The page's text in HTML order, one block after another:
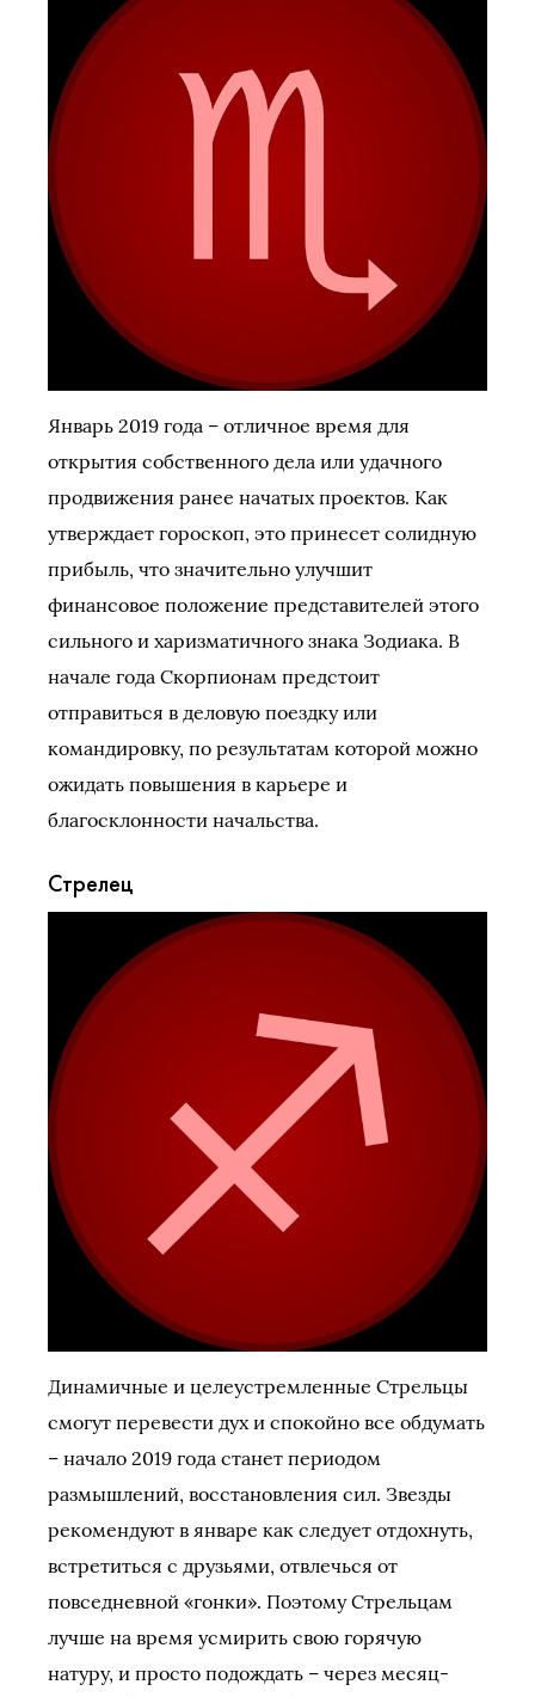
Январь 2019 года – отличное время для
открытия собственного дела или удачного
продвижения ранее начатых проектов. Как
утверждает гороскоп, это принесет солидную
прибыль, что значительно улучшит
финансовое положение представителей этого
сильного и харизматичного знака Зодиака. В
начале года Скорпионам предстоит
отправиться в деловую поездку или
командировку, по результатам которой можно
ожидать повышения в карьере и
благосклонности начальства.
Стрелец
Динамичные и целеустремленные Стрельцы
смогут перевести дух и спокойно все обдумать
– начало 2019 года станет периодом
размышлений, восстановления сил. Звезды
рекомендуют в январе как следует отдохнуть,
встретиться с друзьями, отвлечься от
повседневной «гонки». Поэтому Стрельцам
лучше на время усмирить свою горячую
натуру, и просто подождать – через месяц-